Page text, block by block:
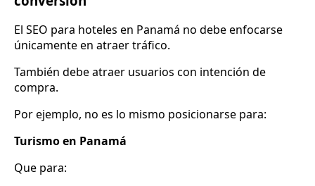
El SEO para hoteles en Panamá no debe enfocarse
únicamente en atraer tráfico.
También debe atraer usuarios con intención de
compra.
Por ejemplo, no es lo mismo posicionarse para:
Turismo en Panamá
Que para: